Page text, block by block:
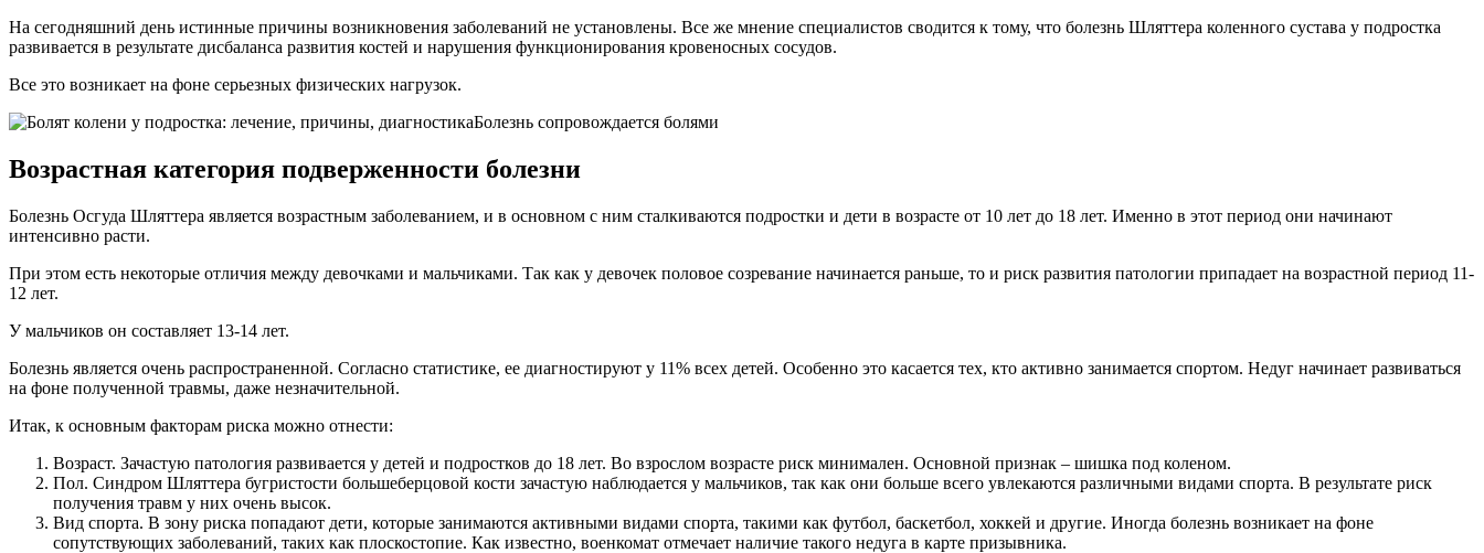
На сегодняшний день истинные причины возникновения заболеваний не установлены. Все же мнение специалистов сводится к тому, что болезнь Шляттера коленного сустава у подростка
развивается в результате дисбаланса развития костей и нарушения функционирования кровеносных сосудов.
Все это возникает на фоне серьезных физических нагрузок.
Болезнь сопровождается болями
Возрастная категория подверженности болезни
Болезнь Осгуда Шляттера является возрастным заболеванием, и в основном с ним сталкиваются подростки и дети в возрасте от 10 лет до 18 лет. Именно в этот период они начинают
интенсивно расти.
При этом есть некоторые отличия между девочками и мальчиками. Так как у девочек половое созревание начинается раньше, то и риск развития патологии припадает на возрастной период 11-
12 лет.
У мальчиков он составляет 13-14 лет.
Болезнь является очень распространенной. Согласно статистике, ее диагностируют у 11% всех детей. Особенно это касается тех, кто активно занимается спортом. Недуг начинает развиваться
на фоне полученной травмы, даже незначительной.
Итак, к основным факторам риска можно отнести:
Возраст. Зачастую патология развивается у детей и подростков до 18 лет. Во взрослом возрасте риск минимален. Основной признак – шишка под коленом.
Пол. Синдром Шляттера бугристости большеберцовой кости зачастую наблюдается у мальчиков, так как они больше всего увлекаются различными видами спорта. В результате риск
получения травм у них очень высок.
Вид спорта. В зону риска попадают дети, которые занимаются активными видами спорта, такими как футбол, баскетбол, хоккей и другие. Иногда болезнь возникает на фоне
сопутствующих заболеваний, таких как плоскостопие. Как известно, военкомат отмечает наличие такого недуга в карте призывника.